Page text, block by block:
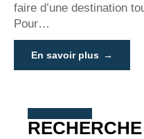
faire d’une destination
Pour…
En savoir plus
RECHERCHE